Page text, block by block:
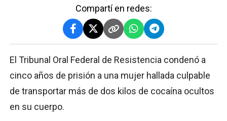
Compartí en redes:
El Tribunal Oral Federal de Resistencia condenó a
cinco años de prisión a una mujer hallada culpable
de transportar más de dos kilos de cocaína ocultos
en su cuerpo.